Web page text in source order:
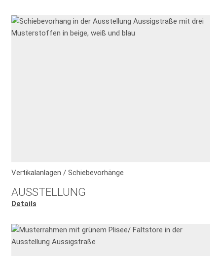
Vertikalanlagen / Schiebevorhänge
AUSSTELLUNG
Details